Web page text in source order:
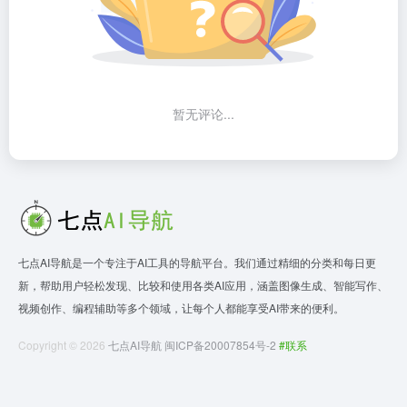
暂无评论...
七点AI导航是一个专注于AI工具的导航平台。我们通过精细的分类和每日更
新，帮助用户轻松发现、比较和使用各类AI应用，涵盖图像生成、智能写作、
视频创作、编程辅助等多个领域，让每个人都能享受AI带来的便利。
Copyright © 2026 七点AI导航 闽ICP备20007854号-2 #联系